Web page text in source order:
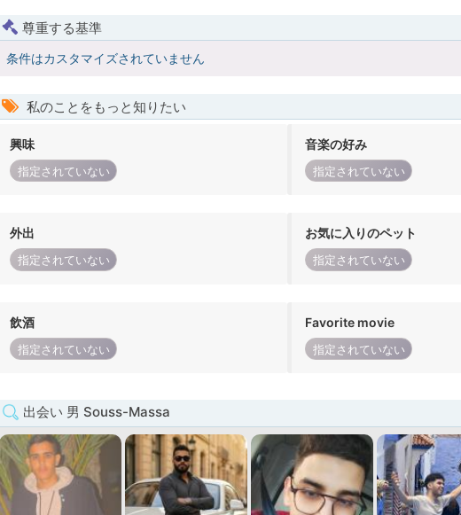
尊重する基準
条件はカスタマイズされていません
私のことをもっと知りたい
興味
指定されていない
音楽の好み
指定されていない
外出
指定されていない
お気に入りのペット
指定されていない
飲酒
指定されていない
Favorite movie
指定されていない
出会い 男 Souss-Massa